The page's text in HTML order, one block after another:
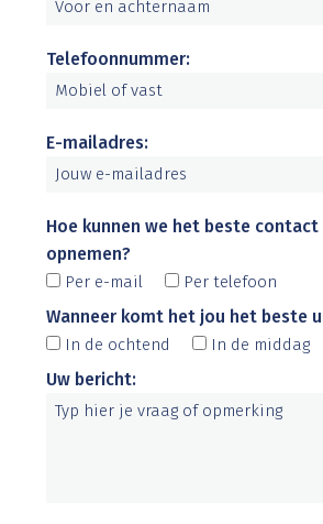
Telefoonnummer:
E-mailadres:
Hoe kunnen we het beste
opnemen?
Per e-mail Per telefoon
Wanneer komt het jou het beste
In de ochtend In de middag
Uw bericht: